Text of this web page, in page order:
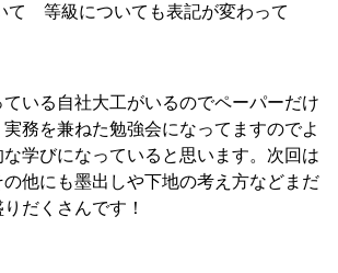
て 等級についても表記が変わって
いる自社大工がいるのでペーパーだけ
務を兼ねた勉強会になってますのでよ
な学びになっていると思います。次回は
他にも墨出しや下地の考え方などまだ
だくさんです！